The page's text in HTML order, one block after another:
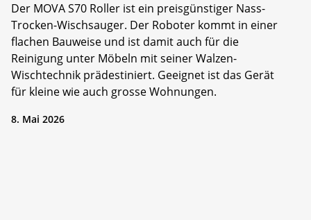
Der MOVA S70 Roller ist ein preisgünstiger Nass-
Trocken-Wischsauger. Der Roboter kommt in einer
flachen Bauweise und ist damit auch für die
Reinigung unter Möbeln mit seiner Walzen-
Wischtechnik prädestiniert. Geeignet ist das Gerät
für kleine wie auch grosse Wohnungen.
8. Mai 2026